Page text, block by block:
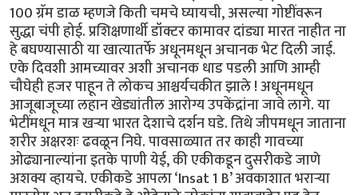
100 ग्रॅम डाळ म्हणजे किती चमचे घ्यायची, असल्या गोष्टींवरून
सुद्धा चंपी होई. प्रशिक्षणार्थी डॉक्टर कामावर दांड्या मारत नाहीत ना
हे बघण्यासाठी या खात्यातर्फे अधूनमधून अचानक भेट दिली जाई.
एके दिवशी आमच्यावर अशी अचानक धाड पडली आणि आम्ही
चौघेही हजर पाहून ते लोकच आश्चर्यचकीत झाले ! अधूनमधून
आजूबाजूच्या लहान खेड्यांतील आरोग्य उपकेंद्रांना जावे लागे. या
भेटींमधून मात्र खऱ्या भारत देशाचे दर्शन घडे. तिथे जीपमधून जाताना
शरीर अक्षरशः ढवळून निघे. पावसाळ्यात तर काही गावच्या
ओढ्यानाल्यांना इतके पाणी येई, की एकीकडून दुसरीकडे जाणे
अशक्य व्हायचे. एकीकडे आपला ‘Insat 1 B’ अवकाशात भराऱ्या